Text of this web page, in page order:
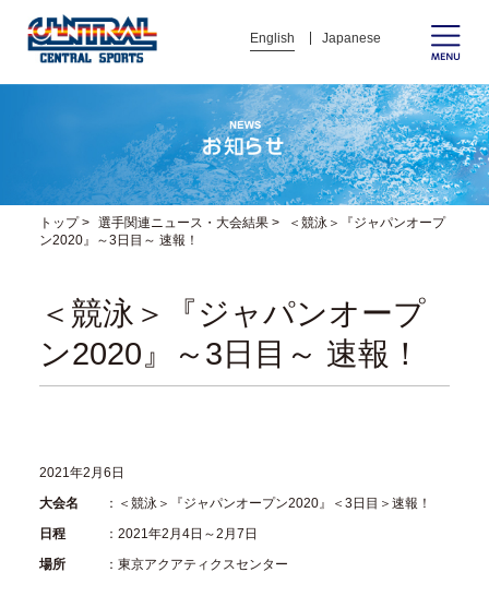
English Japanese
トップ> 選手関連ニュース・大会結果>
＜競泳＞『ジャパンオープ
ン2020』～3日目～ 速報！
＜競泳＞『ジャパンオープ
ン2020』～3日目～ 速報！
2021年2月6日
大会名
：＜競泳＞『ジャパンオープン2020』＜3日目＞速報！
日程
：2021年2月4日～2月7日
場所
：東京アクアティクスセンター